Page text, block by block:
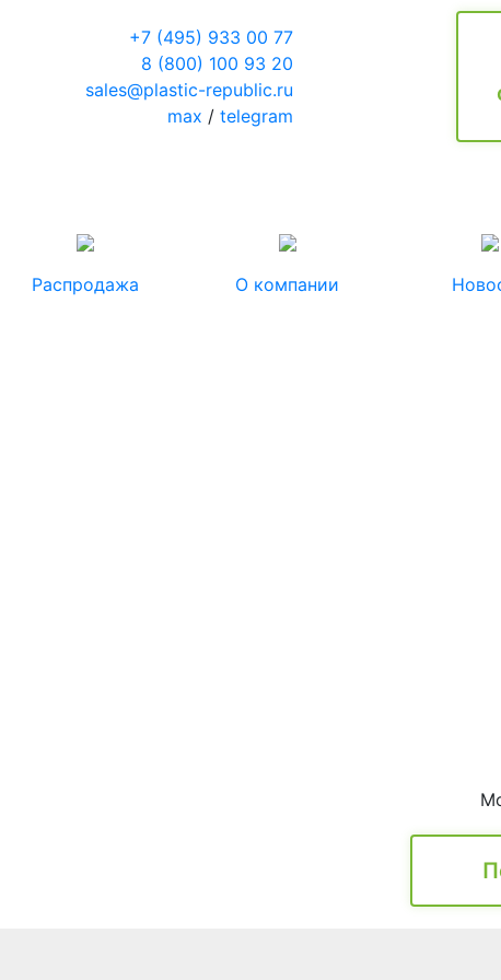
+7 (495) 933 00 77
8 (800) 100 93 20
sales@plastic-republic.ru
max / telegram
Распродажа О компании